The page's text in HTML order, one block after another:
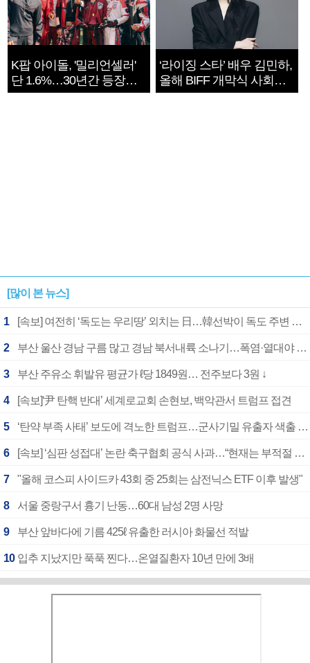
K팝 아이돌, '밀리언셀러'
단 1.6%…30년간 등장
1182개팀 전수조사
‘라이징 스타’ 배우 김민하,
올해 BIFF 개막식 사회자
확정
[많이 본 뉴스]
1 [속보] 여전히 ‘독도는 우리땅’ 외치는 日…韓선박이 독도 주변 해양조사 활동하자 반발
2 부산 울산 경남 구름 많고 경남 북서내륙 소나기…폭염·열대야 계속
3 부산 주유소 휘발유 평균가 ℓ당 1849원… 전주보다 3원 ↓
4 [속보]‘尹 탄핵 반대’ 세계로교회 손현보, 백악관서 트럼프 접견
5 ‘탄약 부족 사태’ 보도에 격노한 트럼프…군사기밀 유출자 색출 지시
6 [속보] ‘심판 성접대’ 논란 축구협회 공식 사과…“현재는 부적절 행위 없어”
7 "올해 코스피 사이드카 43회 중 25회는 삼전닉스 ETF 이후 발생"
8 서울 중랑구서 흉기 난동…60대 남성 2명 사망
9 부산 앞바다에 기름 425ℓ 유출한 러시아 화물선 적발
10 입추 지났지만 푹푹 찐다…온열질환자 10년 만에 3배